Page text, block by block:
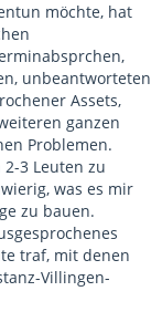
möchte, hat
unbeantworteten
Assets,
ganzen
Problemen.
3 Leuten zu
was es mir
zu bauen.
traf, mit denen
Villingen-